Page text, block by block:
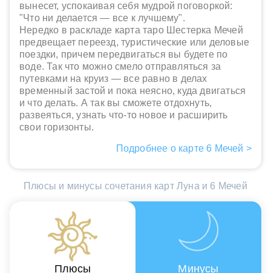
вынесет, успокаивая себя мудрой поговоркой:
"Что ни делается — все к лучшему".
Нередко в раскладе карта таро Шестерка Мечей
предвещает переезд, туристические или деловые
поездки, причем передвигаться вы будете по
воде. Так что можно смело отправляться за
путевками на круиз — все равно в делах
временный застой и пока неясно, куда двигаться
и что делать. А так вы сможете отдохнуть,
развеяться, узнать что-то новое и расширить
свои горизонты.
Подробнее о карте 6 Мечей >
Плюсы и минусы сочетания карт Луна и 6 Мечей
Плюсы Минусы